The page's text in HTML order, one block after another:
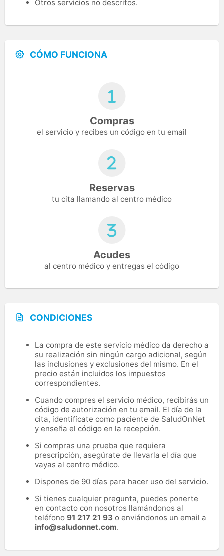
Otros servicios no descritos.
CÓMO FUNCIONA
Compras
el servicio y recibes un código en tu email
Reservas
tu cita llamando al centro médico
Acudes
al centro médico y entregas el código
CONDICIONES
La compra de este servicio médico da derecho a
su realización sin ningún cargo adicional, según
las inclusiones y exclusiones del mismo. En el
precio están incluidos los impuestos
correspondientes.
Cuando compres el servicio médico, recibirás un
código de autorización en tu email. El día de la
cita, identifícate como paciente de SaludOnNet
y enseña el código en la recepción.
Si compras una prueba que requiera
prescripción, asegúrate de llevarla el día que
vayas al centro médico.
Dispones de 90 días para hacer uso del servicio.
Si tienes cualquier pregunta, puedes ponerte
en contacto con nosotros llamándonos al
teléfono 91 217 21 93 o enviándonos un email a
info@saludonnet.com.